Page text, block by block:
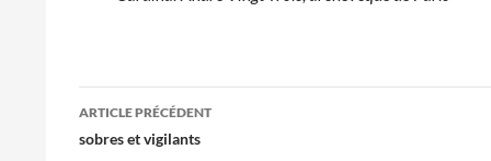
Navigation
des
ARTICLE PRÉCÉDENT
sobres et vigilants